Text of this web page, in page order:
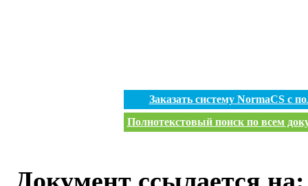
Заказать систему NormaCS с
Полнотекстовый поиск по всем